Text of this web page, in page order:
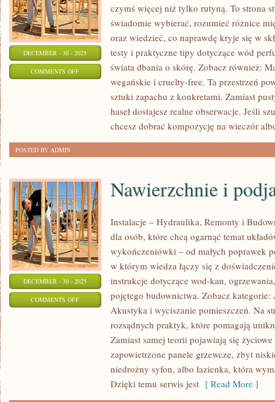
DECEMBER - 30 - 2025
COMMENTS OFFON
czymś więcej niż tylko rutyną. To strona
świadomie wybierać, rozumieć różnice
oraz wiedzieć, co naprawdę kryje się w
testy i praktyczne tipy dotyczące wód
świata dbania o skórę. Zobacz również:
wegańskie i cruelty-free. Ta przestrzeń
sztuki zapachu z konkretami. Zamiast
haseł dostajesz realne obserwacje. Jeśli
chcesz dobrać kompozycję na wieczór
POSTED BY ADMIN
DECEMBER - 30 - 2025
COMMENTS OFFON
NAWIERZCHNIE
Nawierzchnie i
Instalacje – Hydraulika, Remonty i
dla osób, które chcą ogarnąć temat
wykończeniówki – od małych poprawek
w którym wiedza łączy się z
instrukcje dotyczące wod-kan,
pojętego budownictwa. Zobacz
Akustyka i wyciszanie pomieszczeń. Na
rozsądnych praktyk, które pomagają
Zamiast samej teorii pojawiają się
zapowietrzone panele grzewcze, zbyt
niedrożny syfon, albo łazienka, która
Dzięki temu serwis jest [ Read More ]